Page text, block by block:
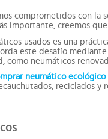
comprometidos con la
importante, creemos
usados es una
este desafío mediante
como neumáticos
neumático ecológico
reciclados